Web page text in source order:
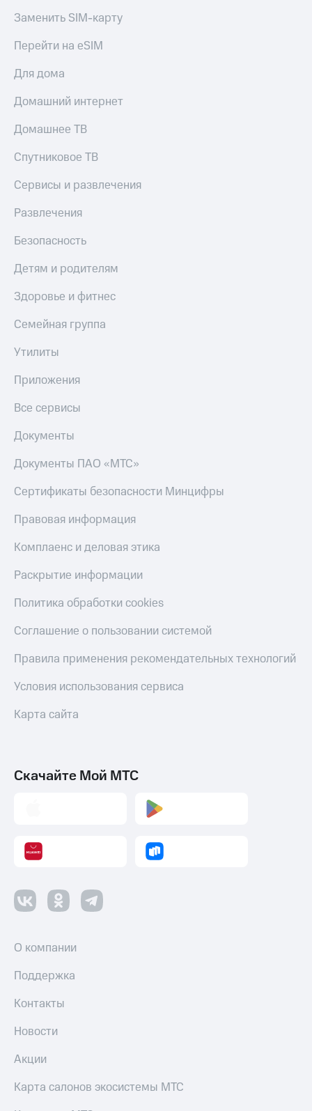
Заменить SIM-карту
Перейти на eSIM
Для дома
Домашний интернет
Домашнее ТВ
Спутниковое ТВ
Сервисы и развлечения
Развлечения
Безопасность
Детям и родителям
Здоровье и фитнес
Семейная группа
Утилиты
Приложения
Все сервисы
Документы
Документы ПАО «МТС»
Сертификаты безопасности Минцифры
Правовая информация
Комплаенс и деловая этика
Раскрытие информации
Политика обработки cookies
Соглашение о пользовании системой
Правила применения рекомендательных технологий
Условия использования сервиса
Карта сайта
Скачайте Мой МТС
О компании
Поддержка
Контакты
Новости
Акции
Карта салонов экосистемы МТС